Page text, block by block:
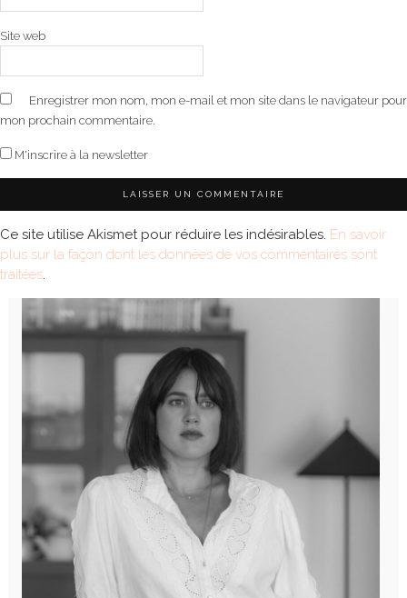
Site web
Enregistrer mon nom, mon e-mail et mon site dans le navigateur pour
mon prochain commentaire.
M'inscrire à la newsletter
Ce site utilise Akismet pour réduire les indésirables. En savoir
plus sur la façon dont les données de vos commentaires sont
traitées.